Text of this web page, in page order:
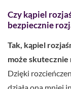
Czy kąpiel
bezpiecznie
Tak, kąpiel
może skutecznie
Dzięki